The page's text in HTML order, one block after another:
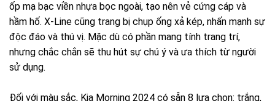
ốp mạ bạc viền nhựa bọc ngoài, tạo nên vẻ cứng cáp và
hầm hố. X-Line cũng trang bị chụp ống xả kép, nhấn mạnh sự
độc đáo và thú vị. Mặc dù có phần mang tính trang trí,
nhưng chắc chắn sẽ thu hút sự chú ý và ưa thích từ người
sử dụng.
Đối với màu sắc, Kia Morning 2024 có sẵn 8 lựa chọn: trắng,